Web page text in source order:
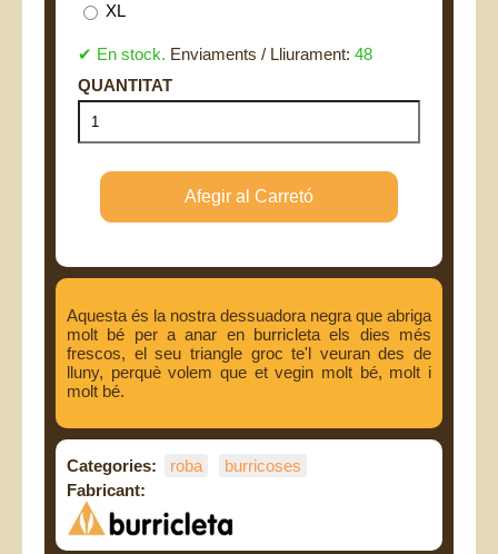
XL
✔ En stock. Enviaments / Lliurament: 48
Aquesta és la nostra dessuadora negra que abriga
molt bé per a anar en burricleta els dies més
frescos, el seu triangle groc te'l veuran des de
lluny, perquè volem que et vegin molt bé, molt i
molt bé.
Categories: roba
burricoses
Fabricant: